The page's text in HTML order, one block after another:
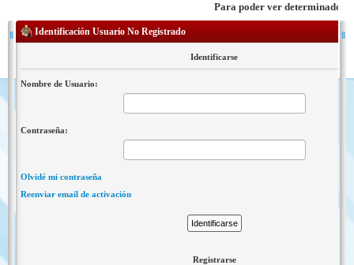
Para poder ver determinados
Identificación Usuario No Registrado
Identificarse
Nombre de Usuario:
Contraseña:
Olvidé mi contraseña
Reenviar email de activación
Registrarse